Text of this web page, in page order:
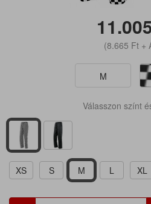
(8.665 Ft+
M
Válasszon színt
XS S M L XL